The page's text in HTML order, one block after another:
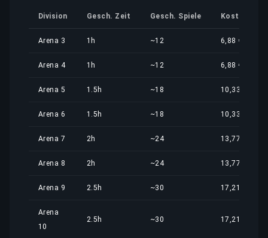
Division Gesch. Zeit Gesch. Spiele
Arena 3 1h ~12 6,88 €
Arena 4 1h ~12 6,88 €
Arena 5 1.5h ~18 10,33 €
Arena 6 1.5h ~18 10,33 €
Arena 7 2h ~24 13,77 €
Arena 8 2h ~24 13,77 €
Arena 9 2.5h ~30 17,21 €
Arena
10
2.5h ~30 17,21 €